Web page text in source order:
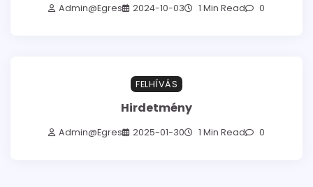
Admin@egres 2024-10-03 1 Min Read 0
FELHÍVÁS
Hirdetmény
Admin@egres 2025-01-30 1 Min Read 0